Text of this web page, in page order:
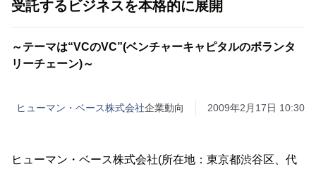
受託するビジネスを本格的に展開
～テーマは“VCのVC”(ベンチャーキャピタルのボランタ
リーチェーン)～
ヒューマン・ベース株式会社企業動向 2009年2月17日 10:30
ヒューマン・ベース株式会社(所在地：東京都渋谷区、代